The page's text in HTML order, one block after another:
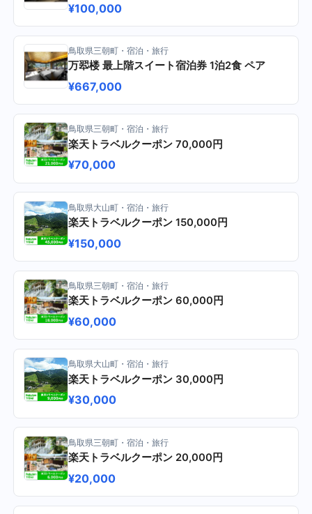
¥100,000
鳥取県三朝町・宿泊・旅行
万翆楼 最上階スイート宿泊券 1泊2食 ペア
¥667,000
鳥取県三朝町・宿泊・旅行
楽天トラベルクーポン 70,000円
¥70,000
鳥取県大山町・宿泊・旅行
楽天トラベルクーポン 150,000円
¥150,000
鳥取県三朝町・宿泊・旅行
楽天トラベルクーポン 60,000円
¥60,000
鳥取県大山町・宿泊・旅行
楽天トラベルクーポン 30,000円
¥30,000
鳥取県三朝町・宿泊・旅行
楽天トラベルクーポン 20,000円
¥20,000